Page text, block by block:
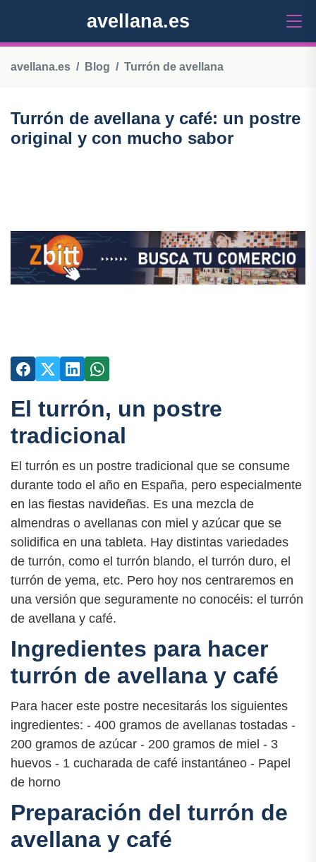
avellana.es
avellana.es Blog Turrón de avellana
Turrón de avellana y café: un postre
original y con mucho sabor
El turrón, un postre
tradicional
El turrón es un postre tradicional que se consume
durante todo el año en España, pero especialmente
en las fiestas navideñas. Es una mezcla de
almendras o avellanas con miel y azúcar que se
solidifica en una tableta. Hay distintas variedades
de turrón, como el turrón blando, el turrón duro, el
turrón de yema, etc. Pero hoy nos centraremos en
una versión que seguramente no conocéis: el turrón
de avellana y café.
Ingredientes para hacer
turrón de avellana y café
Para hacer este postre necesitarás los siguientes
ingredientes: - 400 gramos de avellanas tostadas -
200 gramos de azúcar - 200 gramos de miel - 3
huevos - 1 cucharada de café instantáneo - Papel
de horno
Preparación del turrón de
avellana y café